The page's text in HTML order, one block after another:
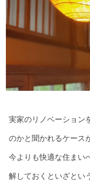
実家のリノベーション
のかと聞かれるケース
今よりも快適な住まい
解しておくといざとい